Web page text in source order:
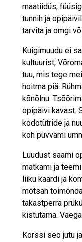
maatiidüs,
tunnih ja
tarvita ja omgi
Kuigimuudu ei
kultuurist,
tuu, mis tege
hoitma piä.
kõnõlnu.
opipäivi kavast.
kodotütride ja
koh püvvämi
Luudust saami
matkami ja
liiku kaardi ja
mõtsah
takastperrä
kistutama.
Korssi seo jutu